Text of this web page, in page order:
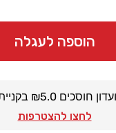
הצטרפות
הוספה לעגלה
חוסכים ₪5.0
לחצו להצטרפות